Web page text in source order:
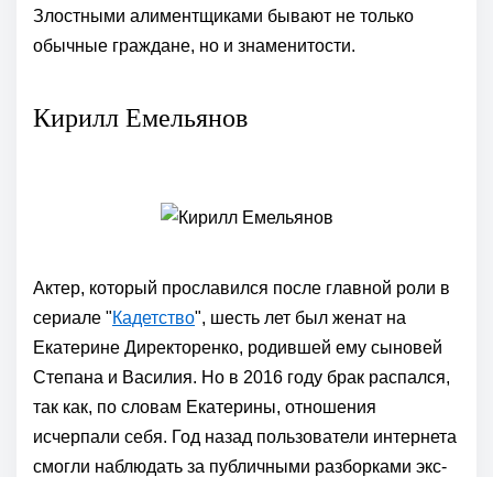
Злостными алиментщиками бывают не только
обычные граждане, но и знаменитости.
Кирилл Емельянов
Актер, который прославился после главной роли в
сериале "Кадетство", шесть лет был женат на
Екатерине Директоренко, родившей ему сыновей
Степана и Василия. Но в 2016 году брак распался,
так как, по словам Екатерины, отношения
исчерпали себя. Год назад пользователи интернета
смогли наблюдать за публичными разборками экс-